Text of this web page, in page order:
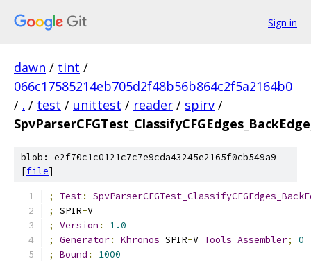
Sign in
dawn / tint /
066c17585214eb705d2f48b56b864c2f5a2164b0
/ . / test / unittest / reader / spirv /
blob: e2f70c1c0121c7c7e9cda43245e2165f0cb549a9
[file]
; Test:
;
SPIR-V
;
Version :
1.0
;
Generator: Khronos SPIR-V Tools Assembler;
0
;
Bound :
1000